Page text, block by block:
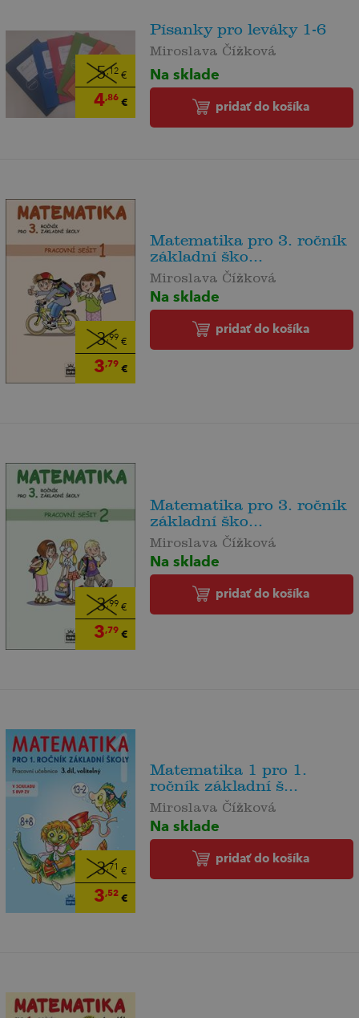
5,12€
4,86€
Písanky pro leváky 1-6
Miroslava Čížková
Na sklade
pridať do košíka
3,99 €
3,79 €
Matematika pro 3. ročník
základní ško...
Miroslava Čížková
Na sklade
pridať do košíka
3,99 €
3,79€
Matematika pro 3. ročník
základní ško...
Miroslava Čížková
Na sklade
pridať do košíka
3,71 €
3,52€
Matematika 1 pro 1.
ročník základní š...
Miroslava Čížková
Na sklade
pridať do košíka